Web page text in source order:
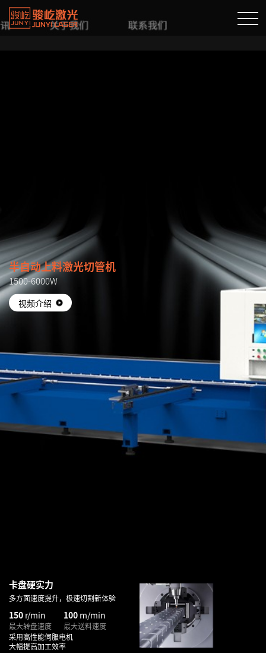
半自动上料激光切管机
1500-6000W
视频介绍
卡盘硬实力
多方面速度提升，极速切割新体验
150 r/min
最大转盘速度
100 m/min
最大送料速度
采用高性能伺服电机
大幅提高加工效率